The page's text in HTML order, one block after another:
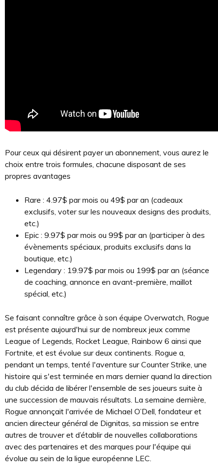
Pour ceux qui désirent payer un abonnement, vous aurez le
choix entre trois formules, chacune disposant de ses
propres avantages
Rare : 4.97$ par mois ou 49$ par an (cadeaux
exclusifs, voter sur les nouveaux designs des produits,
etc.)
Epic : 9.97$ par mois ou 99$ par an (participer à des
évènements spéciaux, produits exclusifs dans la
boutique, etc.)
Legendary : 19.97$ par mois ou 199$ par an (séance
de coaching, annonce en avant-première, maillot
spécial, etc.)
Se faisant connaître grâce à son équipe Overwatch, Rogue
est présente aujourd'hui sur de nombreux jeux comme
League of Legends, Rocket League, Rainbow 6 ainsi que
Fortnite, et est évolue sur deux continents. Rogue a,
pendant un temps, tenté l'aventure sur Counter Strike, une
histoire qui s'est terminée en mars dernier quand la direction
du club décida de libérer l'ensemble de ses joueurs suite à
une succession de mauvais résultats. La semaine dernière,
Rogue annonçait l'arrivée de Michael O’Dell, fondateur et
ancien directeur général de Dignitas, sa mission se entre
autres de trouver et d’établir de nouvelles collaborations
avec des partenaires et des marques pour l'équipe qui
évolue au sein de la ligue européenne LEC.